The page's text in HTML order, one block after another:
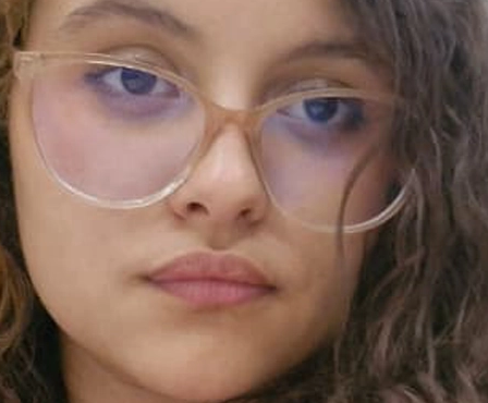
A Engenharia
Sobre o PEN
Sobre o DNC
Pessoal